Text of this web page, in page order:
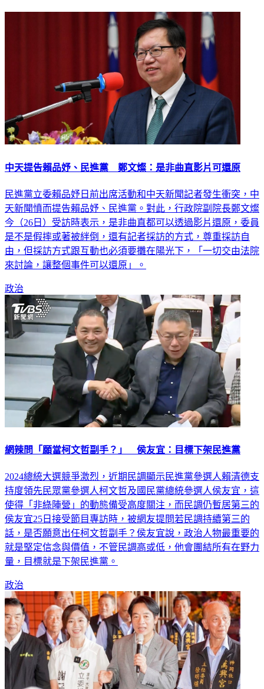
中天提告賴品妤、民進黨 鄭文燦：是非曲直影片可還原
民進黨立委賴品妤日前出席活動和中天新聞記者發生衝突，中
天新聞憤而提告賴品妤、民進黨。對此，行政院副院長鄭文燦
今（26日）受訪時表示，是非曲直都可以透過影片還原，委員
是不是假摔或著被絆倒，還有記者採訪的方式，尊重採訪自
由，但採訪方式跟互動也必須要攤在陽光下，「一切交由法院
來討論，讓整個事件可以還原」。
政治
網辣問「願當柯文哲副手？」 侯友宜：目標下架民進黨
2024總統大選競爭激烈，近期民調顯示民進黨參選人賴清德支
持度領先民眾黨參選人柯文哲及國民黨總統參選人侯友宜，這
使得「非綠陣營」的動態備受高度關注，而民調仍暫居第三的
侯友宜25日接受節目專訪時，被網友提問若民調持續第三的
話，是否願意出任柯文哲副手？侯友宜說，政治人物最重要的
就是堅定信念與價值，不管民調高或低，他會團結所有在野力
量，目標就是下架民進黨。
政治